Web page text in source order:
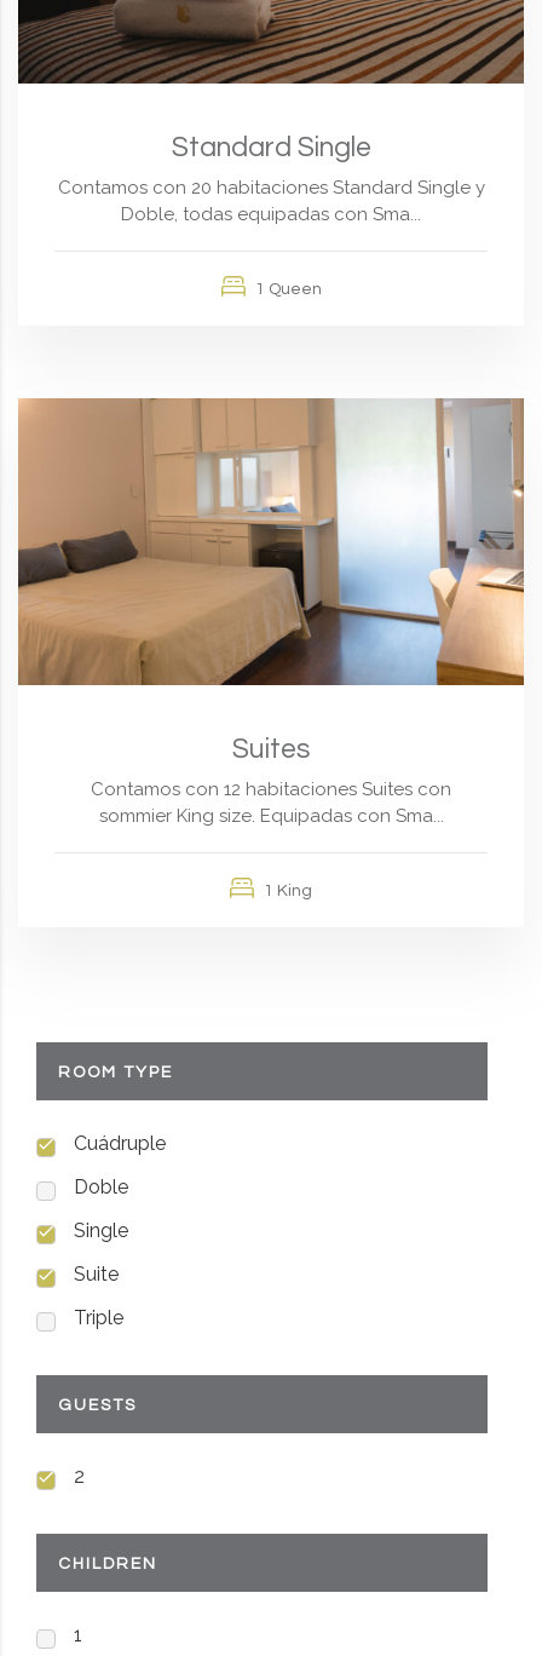
Standard Single
Contamos con 20 habitaciones Standard Single y
Doble, todas equipadas con Sma...
1 Queen
Suites
Contamos con 12 habitaciones Suites con
sommier King size. Equipadas con Sma...
1 King
ROOM TYPE
Cuádruple
Doble
Single
Suite
Triple
GUESTS
2
CHILDREN
1